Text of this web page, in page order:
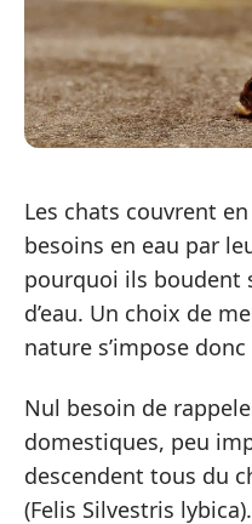
Les chats couvrent
besoins en eau par
pourquoi ils boudent
d’eau. Un choix de
nature s’impose donc
Nul besoin de
domestiques, peu
descendent tous du
(Felis Silvestris